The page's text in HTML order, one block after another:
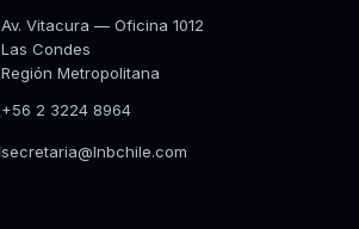
Av. Vitacura — Oficina 1012
Las Condes
Región Metropolitana
+56 2 3224 8964
secretaria@lnbchile.com